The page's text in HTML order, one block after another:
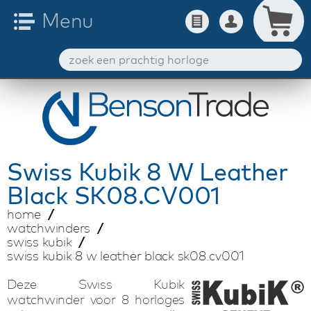
Swiss Kubik8 W Leather
Black SK08.CV001
home
watchwinders
swiss kubik
swiss kubik 8 w leather black sk08.cv001
Deze Swiss Kubik
watchwinder voor 8 horloges